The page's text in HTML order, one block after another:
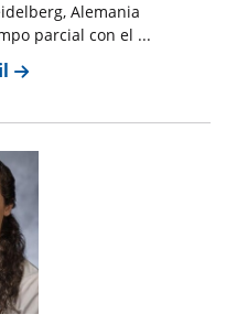
Alemania
parcial con el ...